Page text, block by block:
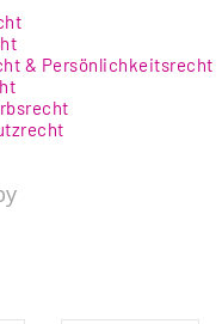
& Persönlichkeitsrecht